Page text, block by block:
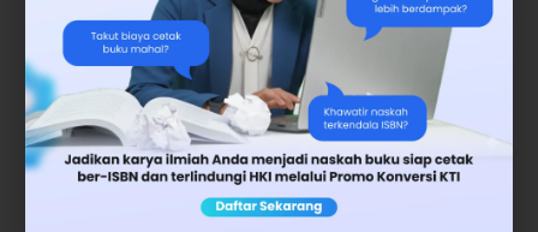
suatu kegiatan ilmiah yang dilakukan untuk
menemukan dan juga mengembangkan serta
menguji kebenaran terhadap suatu masalah
yang mana diselesaikan menggunakan
pengetahuan untuk mencari solusi atau
pemecahan masalah.